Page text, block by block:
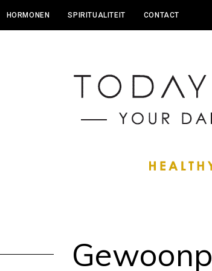
HORMONEN SPIRITUALITEIT CONTACT